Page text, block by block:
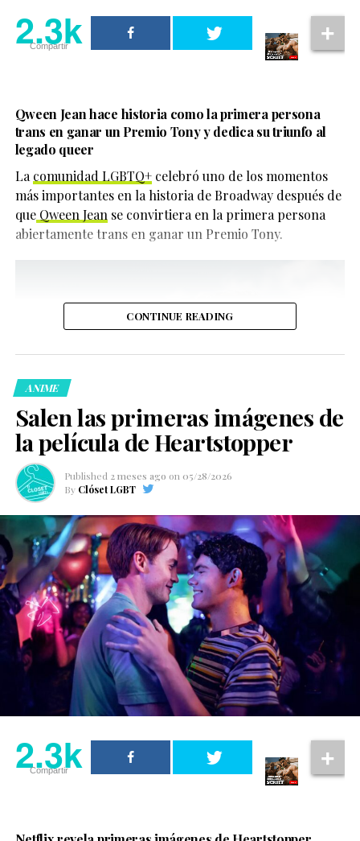
2.3k
Compartir
Qween Jean hace historia como la primera persona
trans en ganar un Premio Tony y dedica su triunfo al
legado queer
La comunidad LGBTQ+celebró uno de los momentos
más importantes en la historia de Broadway después de
queQween Jean se convirtiera en la primera persona
abiertamente trans en ganar un Premio Tony.
CONTINUE READING
ANIME
Salen las primeras imágenes de
la película de Heartstopper
Published 2 meses ago on 05/28/2026
By Clóset LGBT
2.3k
Compartir